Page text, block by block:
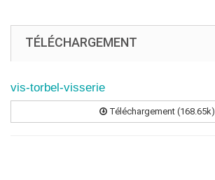
TÉLÉCHARGEMENT
vis-torbel-visserie
Téléchargement (168.65k)